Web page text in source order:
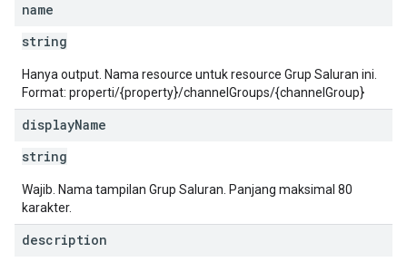
name
string
Hanya output. Nama resource untuk resource Grup Saluran ini.
Format: properti/{property}/channelGroups/{channelGroup}
displayName
string
Wajib. Nama tampilan Grup Saluran. Panjang maksimal 80
karakter.
description